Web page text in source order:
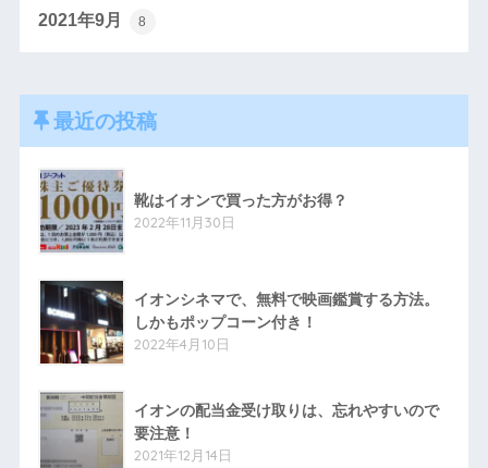
2021年9月 8
最近の投稿
靴はイオンで買った方がお得？
2022年11月30日
イオンシネマで、無料で映画鑑賞する方法。
しかもポップコーン付き！
2022年4月10日
イオンの配当金受け取りは、忘れやすいので
要注意！
2021年12月14日